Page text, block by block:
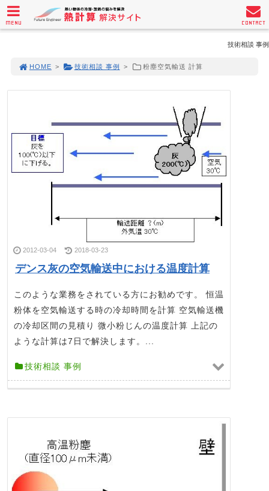
技術相談 事例
HOME > 技術相談 事例 > 粉塵空気輸送 計算
2012-03-04 2018-03-23
デンス灰の空気輸送中における温度計算
このような業務をされている方にお勧めです。 恒温
粉体を空気輸送する時の冷却時間を計算 空気輸送機
の冷却区間の見積り 微小粉じんの温度計算 上記の
ような計算は7日で解決します。...
技術相談 事例
MENU CONTACT